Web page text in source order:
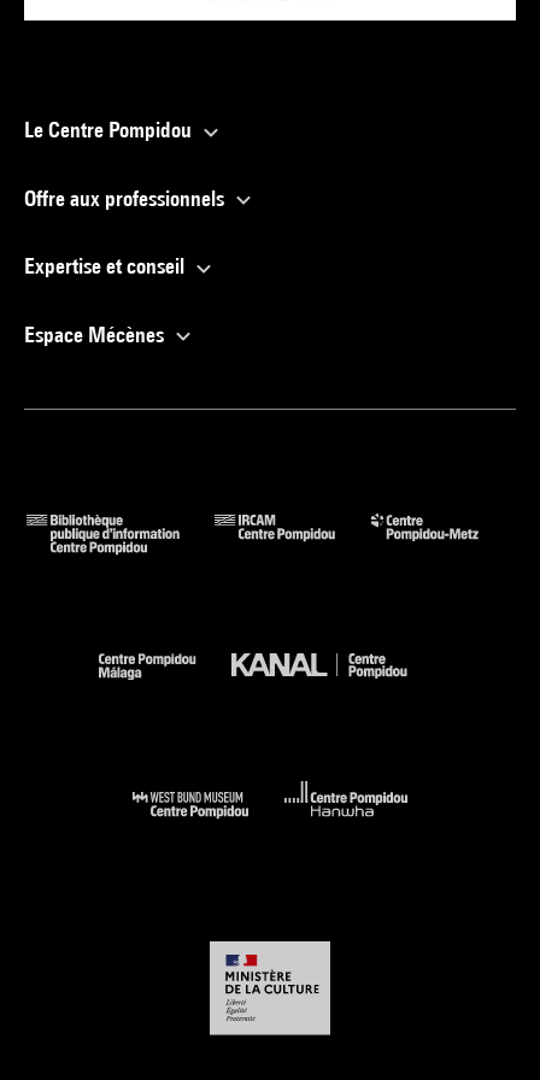
Le Centre Pompidou
Offre aux professionnels
Expertise et conseil
Espace Mécènes